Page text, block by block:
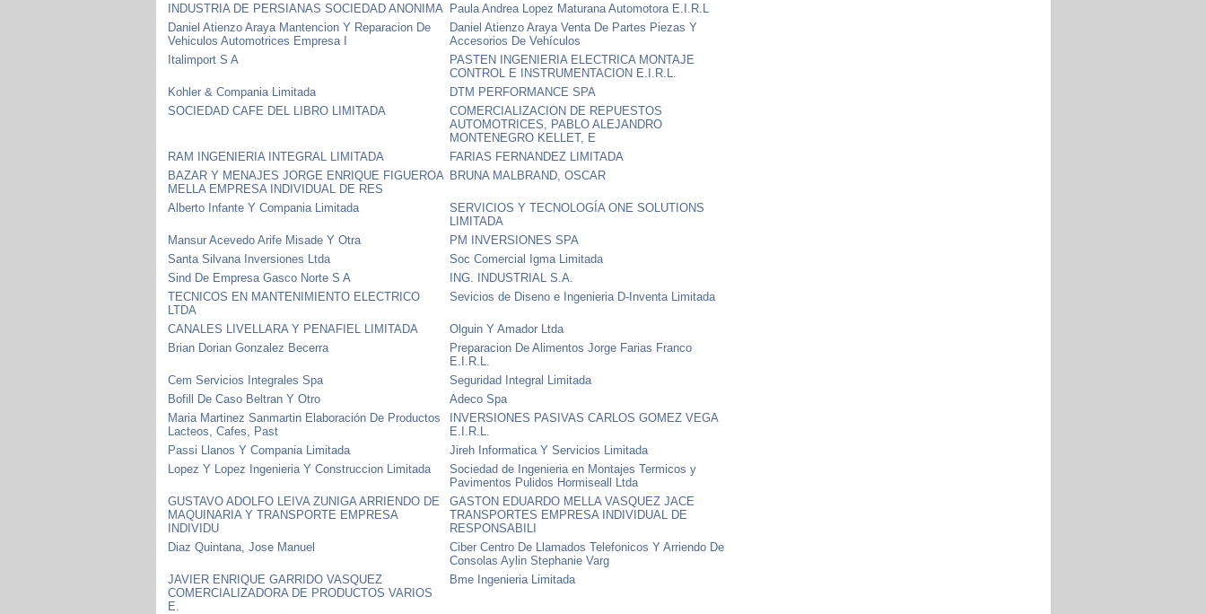
INDUSTRIA DE PERSIANAS SOCIEDAD ANONIMA Paula Andrea Lopez Maturana Automotora E.I.R.L
Daniel Atienzo Araya Mantencion Y Reparacion De
Vehiculos Automotrices Empresa I
Daniel Atienzo Araya Venta De Partes Piezas Y
Accesorios De Vehículos
Italimport S A
PASTEN INGENIERIA ELECTRICA MONTAJE
CONTROL E INSTRUMENTACION E.I.R.L.
Kohler & Compania Limitada
DTM PERFORMANCE SPA
SOCIEDAD CAFE DEL LIBRO LIMITADA
COMERCIALIZACION DE REPUESTOS
AUTOMOTRICES, PABLO ALEJANDRO
MONTENEGRO KELLET, E
RAM INGENIERIA INTEGRAL LIMITADA
FARIAS FERNANDEZ LIMITADA
BAZAR Y MENAJES JORGE ENRIQUE FIGUEROA
MELLA EMPRESA INDIVIDUAL DE RES
BRUNA MALBRAND, OSCAR
Alberto Infante Y Compania Limitada
SERVICIOS Y TECNOLOGÍA ONE SOLUTIONS
LIMITADA
Mansur Acevedo Arife Misade Y Otra
PM INVERSIONES SPA
Santa Silvana Inversiones Ltda
Soc Comercial Igma Limitada
Sind De Empresa Gasco Norte S A
ING. INDUSTRIAL S.A.
TECNICOS EN MANTENIMIENTO ELECTRICO
LTDA
Sevicios de Diseno e Ingenieria D-Inventa Limitada
CANALES LIVELLARA Y PENAFIEL LIMITADA
Olguin Y Amador Ltda
Brian Dorian Gonzalez Becerra
Preparacion De Alimentos Jorge Farias Franco
E.I.R.L.
Cem Servicios Integrales Spa
Seguridad Integral Limitada
Bofill De Caso Beltran Y Otro
Adeco Spa
Maria Martinez Sanmartin Elaboración De Productos
Lacteos, Cafes, Past
INVERSIONES PASIVAS CARLOS GOMEZ VEGA
E.I.R.L.
Passi Llanos Y Compania Limitada
Jireh Informatica Y Servicios Limitada
Lopez Y Lopez Ingenieria Y Construccion Limitada
Sociedad de Ingenieria en Montajes Termicos y
Pavimentos Pulidos Hormiseall Ltda
GUSTAVO ADOLFO LEIVA ZUNIGA ARRIENDO DE
MAQUINARIA Y TRANSPORTE EMPRESA
INDIVIDU
GASTON EDUARDO MELLA VASQUEZ JACE
TRANSPORTES EMPRESA INDIVIDUAL DE
RESPONSABILI
Diaz Quintana, Jose Manuel
Ciber Centro De Llamados Telefonicos Y Arriendo De
Consolas Aylin Stephanie Varg
JAVIER ENRIQUE GARRIDO VASQUEZ
COMERCIALIZADORA DE PRODUCTOS VARIOS
E.
Bme Ingenieria Limitada